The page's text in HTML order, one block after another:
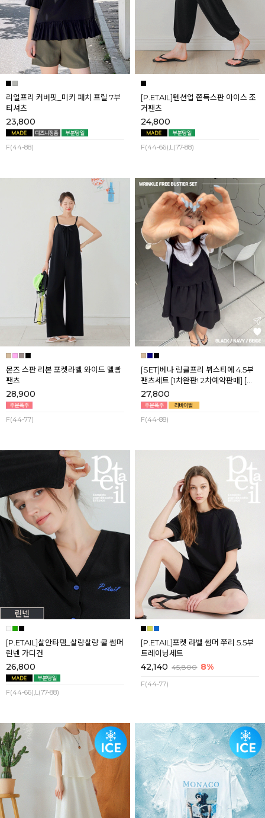
리얼프리 커버핏_미키 패치 프릴 7부
티셔츠
23,800
F(44-88)
[P.ETAIL]텐션업 쫀득스판 아이스 조
거팬츠
24,800
F(44-66),L(77-88)
몬즈 스판 리본 포켓라벨 와이드 멜빵
팬츠
28,900
F(44-77)
[SET]베나 링클프리 뷔스티에 4.5부
팬츠세트 [1차완판! 2차예약판매] [네
이비,블랙] 8월셋째주 순차배송
27,800
F(44-88)
[P.ETAIL]살안타템_살랑살랑 쿨 썸머
린넨 가디건
26,800
F(44-66),L(77-88)
[P.ETAIL]포켓 라벨 썸머 쭈리 5.5부
트레이닝세트
42,140 45,800 8%
F(44-77)